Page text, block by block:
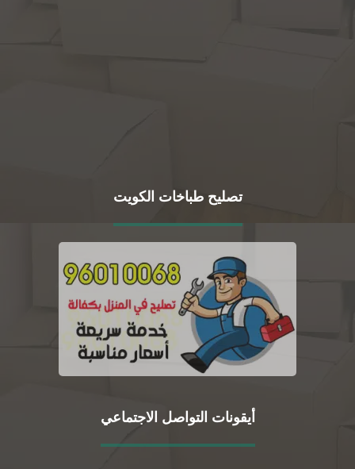
تصليح طباخات الكويت
أيقونات التواصل الاجتماعي